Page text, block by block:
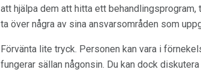
att hjälpa dem att hitta ett
ta över några av sina ansvarsområden som
Förvänta lite tryck. Personen kan vara i
fungerar sällan någonsin. Du kan dock